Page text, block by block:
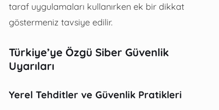
taraf uygulamaları kullanırken ek bir dikkat
göstermeniz tavsiye edilir.
Türkiye’ye Özgü Siber Güvenlik
Uyarıları
Yerel Tehditler ve Güvenlik Pratikleri